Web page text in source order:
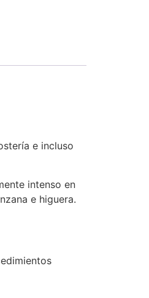
e incluso
intenso en
e higuera.